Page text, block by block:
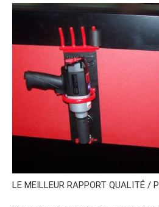
LE MEILLEUR RAPPORT QUALITÉ /